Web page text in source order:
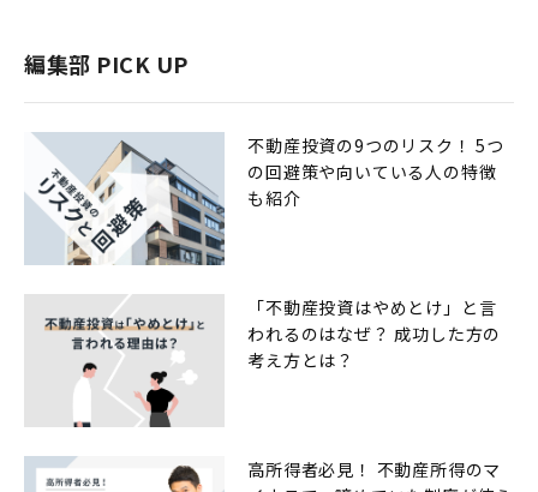
編集部 PICK UP
不動産投資の9つのリスク！ 5つ
の回避策や向いている人の特徴
も紹介
「不動産投資はやめとけ」と言
われるのはなぜ？ 成功した方の
考え方とは？
高所得者必見！ 不動産所得のマ